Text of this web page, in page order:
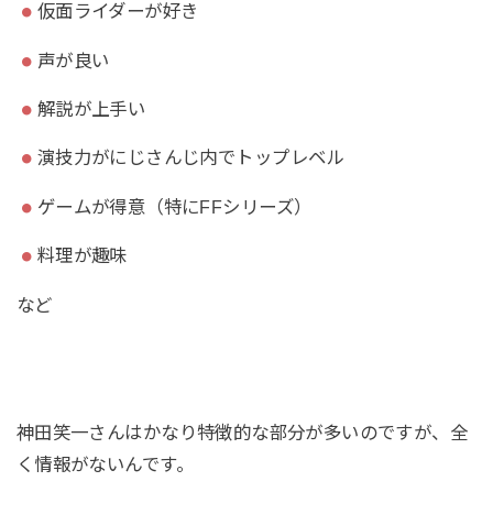
仮面ライダーが好き
声が良い
解説が上手い
演技力がにじさんじ内でトップレベル
ゲームが得意（特にFFシリーズ）
料理が趣味
など
神田笑一さんはかなり特徴的な部分が多いのですが、全
く情報がないんです。